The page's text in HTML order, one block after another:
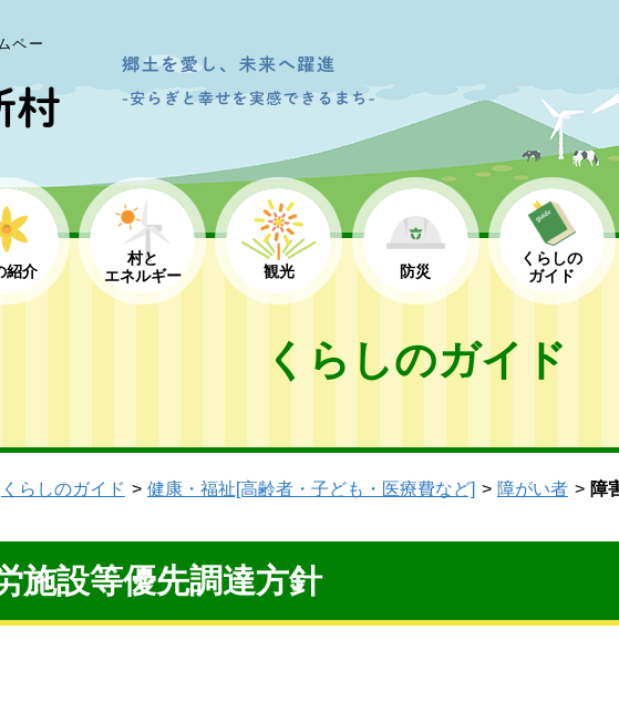
ペー
紹介
村と
エネルギー
観光 防災
くらしの
ガイド
くらしのガイド
くらしのガイド 健康・福祉[高齢者・子ども・医療費など] 障がい者 障
施設等優先調達方針